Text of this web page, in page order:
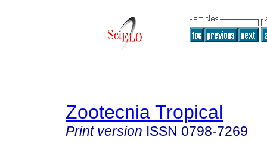
Zootecnia Tropical
Print version ISSN 0798-7269